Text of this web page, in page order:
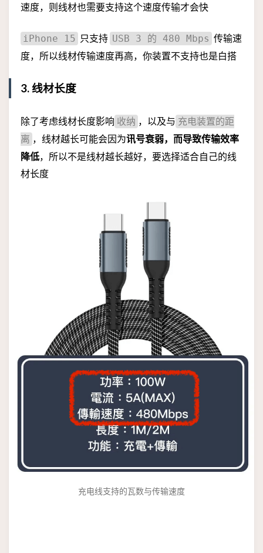
速度，则线材也需要支持这个速度传输才会快
iPhone 15 只支持 USB 3 的 480 Mbps 传输速
度，所以线材传输速度再高，你装置不支持也是白搭
3. 线材长度
除了考虑线材长度影响 收纳 ，以及与 充电装置的距
离 ，线材越长可能会因为讯号衰弱，而导致传输效率
降低，所以不是线材越长越好，要选择适合自己的线
材长度
充电线支持的瓦数与传输速度